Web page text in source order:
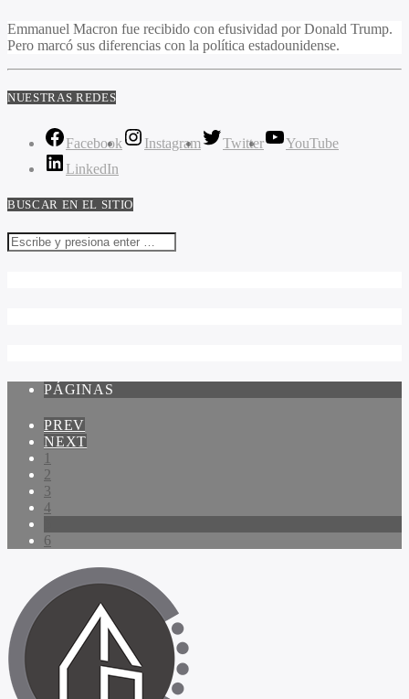
Emmanuel Macron fue recibido con efusividad por Donald Trump.
Pero marcó sus diferencias con la política estadounidense.
NUESTRAS REDES
Facebook Instagram Twitter
YouTube
LinkedIn
BUSCAR EN EL SITIO
PÁGINAS
PREV
NEXT
1
2
3
4
6